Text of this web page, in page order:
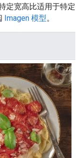
定宽高比适用于特定
Imagen 模型。